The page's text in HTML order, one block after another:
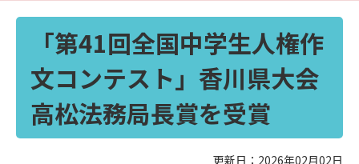
「第41回全国中学生人権作
文コンテスト」香川県大会
高松法務局長賞を受賞
更新日：2026年02月02日